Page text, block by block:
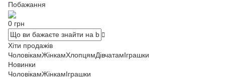
Побажання
0 грн
Хіти продажів
ЧоловікамЖінкамХлопцямДівчатамІграшки
Новинки
ЧоловікамЖінкамІграшки